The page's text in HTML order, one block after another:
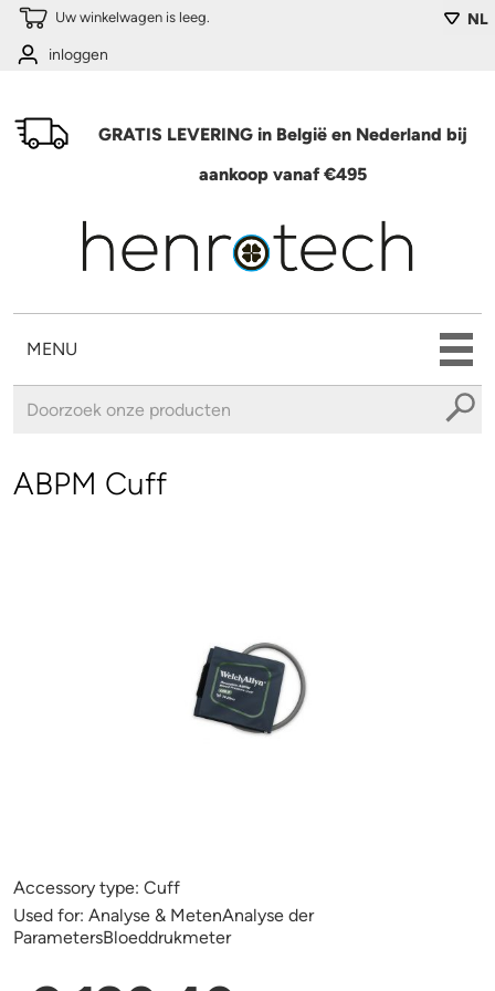
Overslaan en naar de algemene inhoud gaan NL
Uw winkelwagen is leeg.
inloggen
GRATIS LEVERING in België en Nederland bij
aankoop vanaf €495
MENU
ABPM Cuff
Accessory type: Cuff
Used for: Analyse & MetenAnalyse der
ParametersBloeddrukmeter